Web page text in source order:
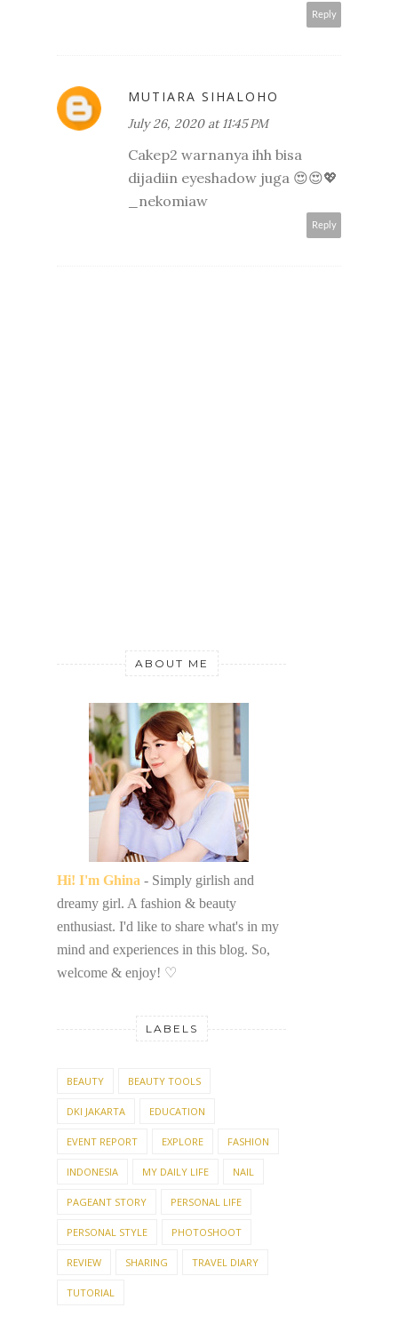
Reply
MUTIARA SIHALOHO
July 26, 2020 at 11:45 PM
Cakep2 warnanya ihh bisa
dijadiin eyeshadow juga 😍😍💖
_nekomiaw
Reply
ABOUT ME
Hi! I'm Ghina - Simply girlish and
dreamy girl. A fashion & beauty
enthusiast. I'd like to share what's in my
mind and experiences in this blog. So,
welcome & enjoy! ♡
LABELS
BEAUTY BEAUTY TOOLS
DKI JAKARTA EDUCATION
EVENT REPORT EXPLORE FASHION
INDONESIA MY DAILY LIFE NAIL
PAGEANT STORY PERSONAL LIFE
PERSONAL STYLE PHOTOSHOOT
REVIEW SHARING TRAVEL DIARY
TUTORIAL